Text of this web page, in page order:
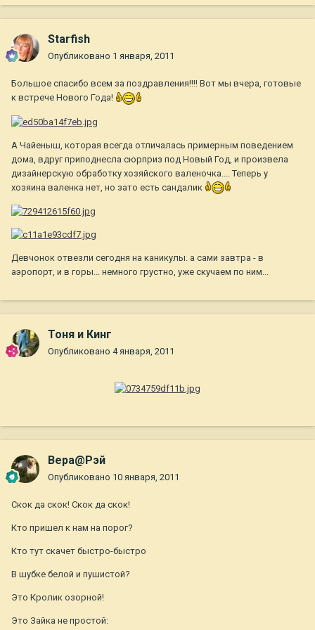
Starfish
Опубликовано 1 января, 2011
Большое спасибо всем за поздравления!!!! Вот мы вчера, готовые
к встрече Нового Года!
А Чайеныш, которая всегда отличалась примерным поведением
дома, вдруг приподнесла сюрприз под Новый Год, и произвела
дизайнерскую обработку хозяйского валеночка.... Теперь у
хозяина валенка нет, но зато есть сандалик
Девчонок отвезли сегодня на каникулы. а сами завтра - в
аэропорт, и в горы... немного грустно, уже скучаем по ним...
Тоня и Кинг
Опубликовано 4 января, 2011
Вера@Рэй
Опубликовано 10 января, 2011
Скок да скок! Скок да скок!
Кто пришел к нам на порог?
Кто тут скачет быстро-быстро
В шубке белой и пушистой?
Это Кролик озорной!
Это Зайка не простой: